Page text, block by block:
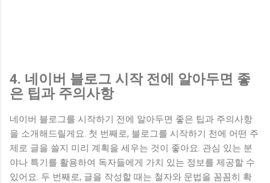
4. 네이버 블로그 시작 전에 알아두면 좋
은 팁과 주의사항
네이버 블로그를 시작하기 전에 알아두면 좋은 팁과 주의사항
을 소개해드릴게요. 첫 번째로, 블로그를 시작하기 전에 어떤 주
제로 글을 쓸지 미리 계획을 세우는 것이 좋아요. 관심 있는 분
야나 특기를 활용하여 독자들에게 가치 있는 정보를 제공할 수
있어요. 두 번째로, 글을 작성할 때는 철자와 문법을 꼼꼼히 확